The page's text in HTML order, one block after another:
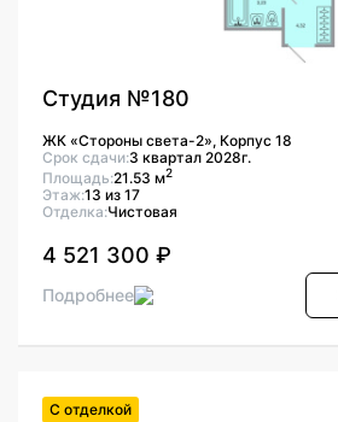
Студия №180
ЖК «Стороны света-2», Корпус 18
Срок сдачи:3 квартал 2028г.
Площадь:21.53 м2
Этаж:13 из 17
Отделка:Чистовая
4 521 300 ₽
Подробнее
С отделкой